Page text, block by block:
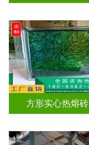
方形实心热熔砖